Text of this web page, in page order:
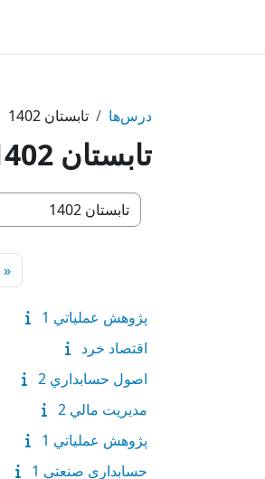
درس‌ها تابستان 1402
تابستان 1402
طبقه‌های درسی
«
پژوهش عملياتي 1
اقتصاد خرد
اصول حسابداري 2
مديريت مالي 2
پژوهش عملياتي 1
حسابداري صنعتي 1